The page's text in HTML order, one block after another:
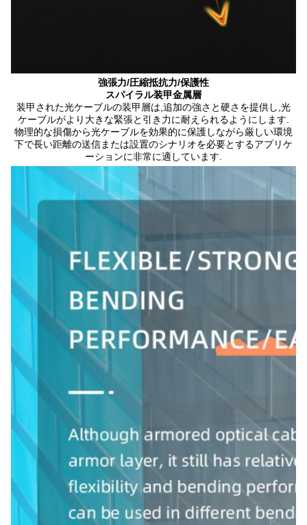
強張力/圧縮抵抗力/保護性
スパイラル装甲金属層
装甲された光ケーブルの装甲層は,追加の強さと硬さを提供し,光
ケーブルがより大きな緊張と引き力に耐えられるようにします.
物理的な損傷から光ケーブルを効果的に保護しながら厳しい環境
下で長い距離の送信または設置のシナリオを必要とするアプリケ
ーションに非常に適しています.